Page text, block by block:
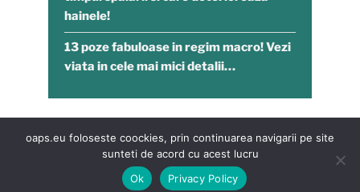
hainele!
13 poze fabuloase in regim macro! Vezi
viata in cele mai mici detalii…
ChandigarhOfficial.com
oaps.eu foloseste coockies, prin continuarea navigarii pe site
sunteti de acord cu acest lucru
Ok
Privacy Policy